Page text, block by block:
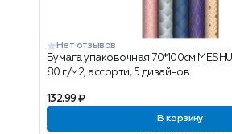
Нет отзывов
Бумага упаковочная 70*100см MESHU Строгие линии
80 г/м2, ассорти, 5 дизайнов
132.99 ₽
В корзину